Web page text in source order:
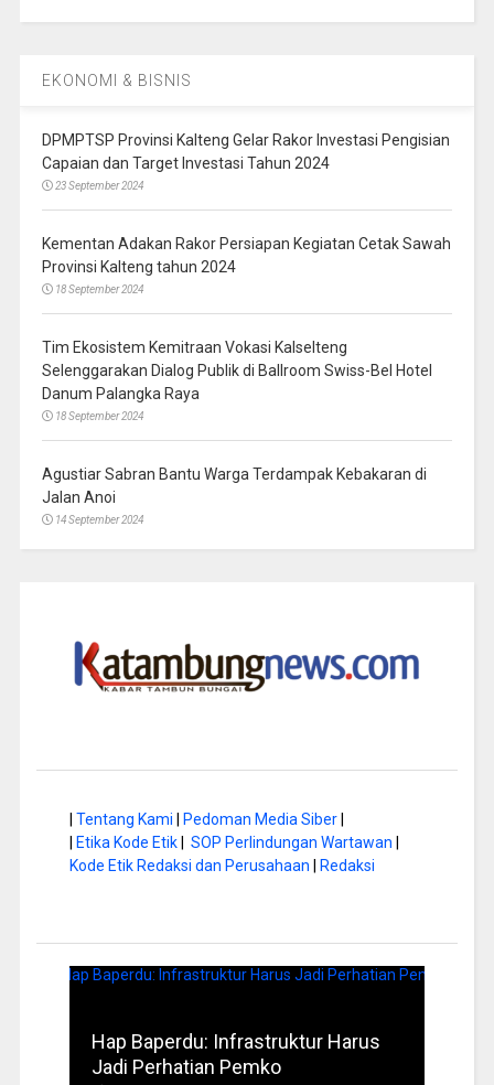
EKONOMI & BISNIS
DPMPTSP Provinsi Kalteng Gelar Rakor Investasi Pengisian
Capaian dan Target Investasi Tahun 2024
23 September 2024
Kementan Adakan Rakor Persiapan Kegiatan Cetak Sawah
Provinsi Kalteng tahun 2024
18 September 2024
Tim Ekosistem Kemitraan Vokasi Kalselteng
Selenggarakan Dialog Publik di Ballroom Swiss-Bel Hotel
Danum Palangka Raya
18 September 2024
Agustiar Sabran Bantu Warga Terdampak Kebakaran di
Jalan Anoi
14 September 2024
Tentang Kami Pedoman Media Siber|
Etika Kode Etik| SOP Perlindungan Wartawan
Kode Etik Redaksi dan Perusahaan
Redaksi
Hap Baperdu: Infrastruktur Harus
Jadi Perhatian Pemko